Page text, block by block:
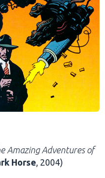
Amazing Adventures of
Horse , 2004)